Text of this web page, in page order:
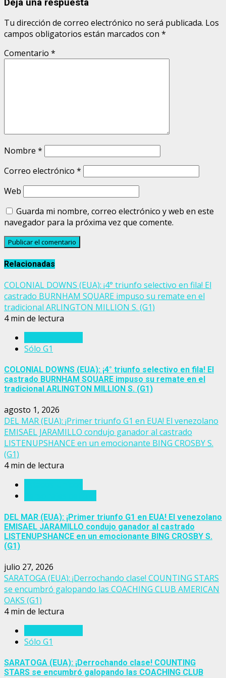
Deja una respuesta
Tu dirección de correo electrónico no será publicada. Los
campos obligatorios están marcados con *
Comentario *
Nombre *
Correo electrónico *
Web
Guarda mi nombre, correo electrónico y web en este
navegador para la próxima vez que comente.
Relacionadas
COLONIAL DOWNS (EUA): ¡4° triunfo selectivo en fila! El
castrado BURNHAM SQUARE impuso su remate en el
tradicional ARLINGTON MILLION S. (G1)
4 min de lectura
Sólo G1
COLONIAL DOWNS (EUA): ¡4° triunfo selectivo en fila! El
castrado BURNHAM SQUARE impuso su remate en el
tradicional ARLINGTON MILLION S. (G1)
agosto 1, 2026
DEL MAR (EUA): ¡Primer triunfo G1 en EUA! El venezolano
EMISAEL JARAMILLO condujo ganador al castrado
LISTENUPSHANCE en un emocionante BING CROSBY S.
(G1)
4 min de lectura
DEL MAR (EUA): ¡Primer triunfo G1 en EUA! El venezolano
EMISAEL JARAMILLO condujo ganador al castrado
LISTENUPSHANCE en un emocionante BING CROSBY S.
(G1)
julio 27, 2026
SARATOGA (EUA): ¡Derrochando clase! COUNTING STARS
se encumbró galopando las COACHING CLUB AMERICAN
OAKS (G1)
4 min de lectura
Sólo G1
SARATOGA (EUA): ¡Derrochando clase! COUNTING
STARS se encumbró galopando las COACHING CLUB